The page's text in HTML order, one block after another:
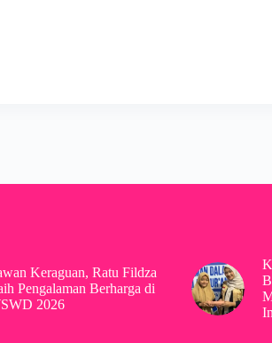
Keraguan, Ratu Fildza
Pengalaman Berharga di
2026